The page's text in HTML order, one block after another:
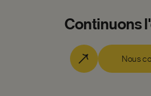
Continuons
Nous